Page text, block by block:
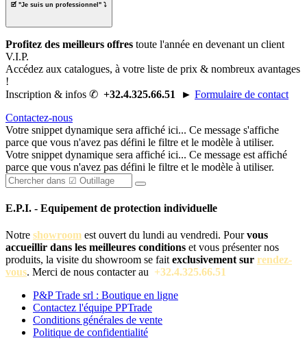
🗹 "Je suis un professionnel " ⤵
Profitez des meilleurs offres toute l'année en devenant un client
V.I.P.
Accédez aux catalogues, à votre liste de prix & nombreux avantages
!
Inscription & infos ✆ +32.4.325.66.51 ► Formulaire de contact
Contactez-nous
Votre snippet dynamique sera affiché ici... Ce message s'affiche
parce que vous n'avez pas défini le filtre et le modèle à utiliser.
Votre snippet dynamique sera affiché ici... Ce message est affiché
parce que vous n'avez pas défini le filtre et le modèle à utiliser.
E.P.I. - Equipement de protection individuelle
Notre showroom est ouvert du lundi au vendredi. Pourvous
accueillir dans les meilleures conditions et vous présenter nos
produits, la visite du showroom se fait exclusivement sur rendez-
vous. Merci de nous contacter au +32.4.325.66.51
P&P Trade srl : Boutique en ligne
Contactez l'équipe PPTrade
Conditions générales de vente
Politique de confidentialité